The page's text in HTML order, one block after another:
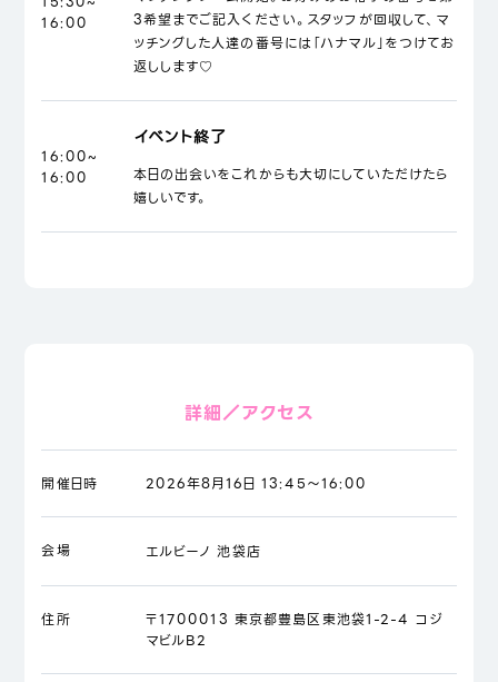
16:00
3希望までご記入ください。スタッフが回収して、マ
ッチングした人達の番号には「ハナマル」をつけてお
返しします♡
16:00~
16:00
イベント終了
本日の出会いをこれからも大切にしていただけたら
嬉しいです。
詳細／アクセス
開催日時 2026年8月16日 13:45～16:00
会場 エルビーノ 池袋店
住所
〒1700013 東京都豊島区東池袋1-2-4 コジ
マビルB2